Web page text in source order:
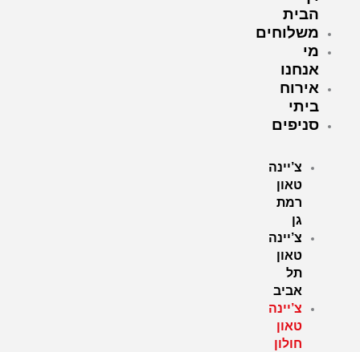
הבית
משלוחים
מי
אנחנו
אירוח
ביתי
סניפים
צ’יינה
טאון
רמת
גן
צ’יינה
טאון
תל
אביב
צ’יינה
טאון
חולון